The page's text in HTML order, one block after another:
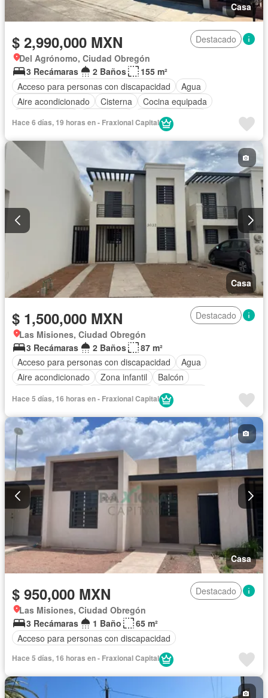
Casa
$ 2,990,000 MXN
Destacado
Del Agrónomo, Ciudad Obregón
3 Recámaras
2 Baños
155 m²
Acceso para personas con discapacidad
Agua
Aire acondicionado
Cisterna
Cocina equipada
Estacionamiento
Televisión por cable
Hace 6 días, 19 horas en - Fraxional Capital
Casa
$ 1,500,000 MXN
Destacado
Las Misiones, Ciudad Obregón
3 Recámaras
2 Baños
87 m²
Acceso para personas con discapacidad
Agua
Aire acondicionado
Zona infantil
Balcón
Electricidad
Zonas verdes
Hace 5 días, 16 horas en - Fraxional Capital
Casa
$ 950,000 MXN
Destacado
Las Misiones, Ciudad Obregón
3 Recámaras
1 Baño
65 m²
Acceso para personas con discapacidad
Hace 5 días, 16 horas en - Fraxional Capital